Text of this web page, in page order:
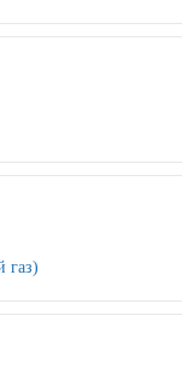
газ)